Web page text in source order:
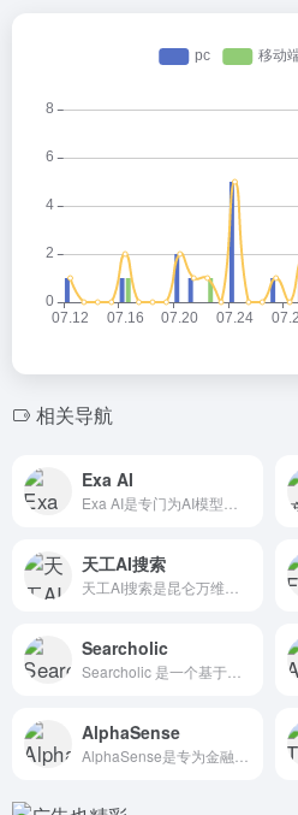
相关导航
Exa AI
天工AI搜索
Searcholic
AlphaSense